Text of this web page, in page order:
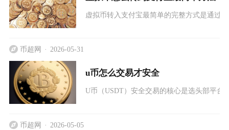
虚拟币转入支付宝最简单的完整方式是通过
币超网 2026-05-31
u币怎么交易才安全
U币（USDT）安全交易的核心是选头部平台
币超网 2026-05-05